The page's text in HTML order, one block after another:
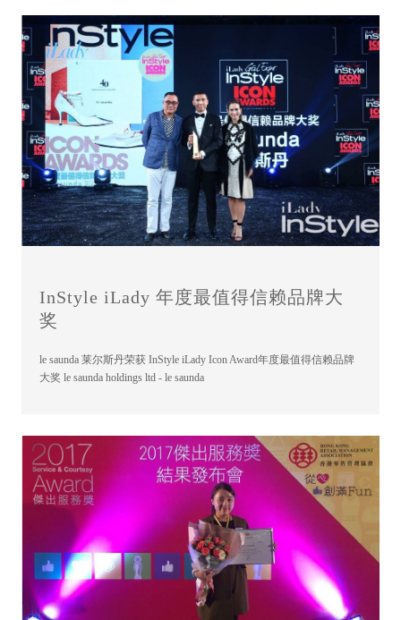
InStyle iLady 年度最值得信赖品牌大
奖
le saunda 莱尔斯丹荣获 InStyle iLady Icon Award年度最值得信赖品牌
大奖 le saunda holdings ltd - le saunda